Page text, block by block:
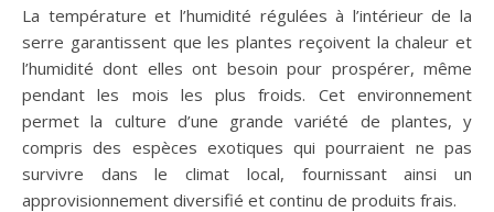
La température et l’humidité régulées à l’intérieur de la
serre garantissent que les plantes reçoivent la chaleur et
l’humidité dont elles ont besoin pour prospérer, même
pendant les mois les plus froids. Cet environnement
permet la culture d’une grande variété de plantes, y
compris des espèces exotiques qui pourraient ne pas
survivre dans le climat local, fournissant ainsi un
approvisionnement diversifié et continu de produits frais.